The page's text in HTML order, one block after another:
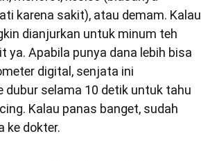
karena sakit), atau demam. Kalau
dianjurkan untuk minum teh
ya. Apabila punya dana lebih bisa
digital, senjata ini
dubur selama 10 detik untuk tahu
Kalau panas banget, sudah
ke dokter.